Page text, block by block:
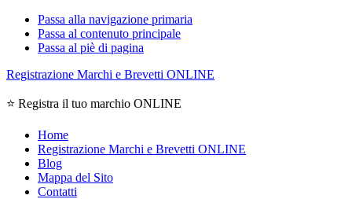
Passa alla navigazione primaria
Passa al contenuto principale
Passa al piè di pagina
Registrazione Marchi e Brevetti ONLINE
⭐ Registra il tuo marchio ONLINE
Home
Registrazione Marchi e Brevetti ONLINE
Blog
Mappa del Sito
Contatti